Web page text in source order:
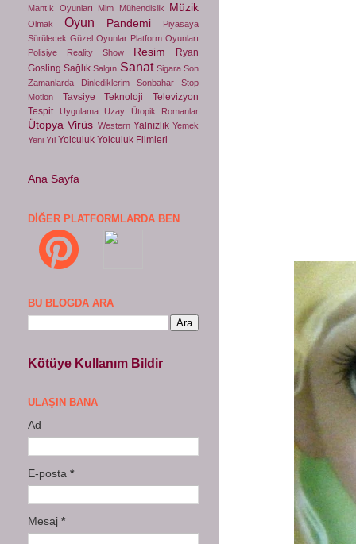
Mantık Oyunları Mim Mühendislik Müzik
Olmak Oyun Pandemi
Piyasaya
Sürülecek Güzel Oyunlar Platform Oyunları
Polisiye
Reality Show Resim
Ryan
Gosling Sağlık Salgın Sanat Sigara Son
Zamanlarda Dinlediklerim
Sonbahar
Stop
Motion
Tavsiye Teknoloji
Televizyon
Tespit
Uygulama Uzay Ütopik Romanlar
Ütopya Virüs Western Yalnızlık Yemek
Yeni Yıl Yolculuk Yolculuk Filmleri
Ana Sayfa
DIĞER PLATFORMLARDA BEN
BU BLOGDA ARA
Kötüye Kullanım Bildir
ULAŞIN BANA
Ad
E-posta *
Mesaj *